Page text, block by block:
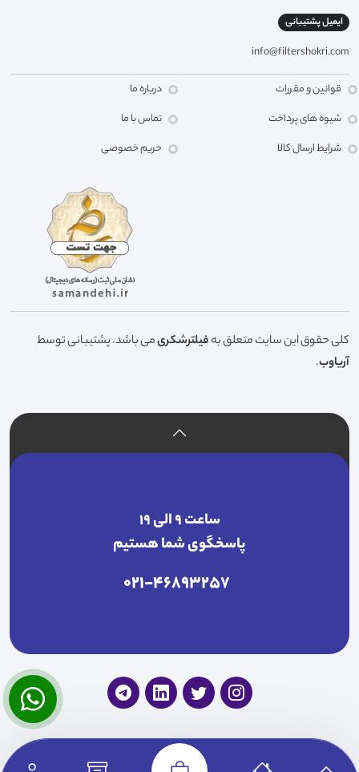
ایمیل پشتیبانی
info@filtershokri.com
قوانین و مقررات
شیوه های پرداخت
شرایط ارسال کالا
درباره ما
تماس با ما
حریم خصوصی
کلی حقوق این سایت متعلق بهفیلترشکریمی باشد. پشتیبانی توسط
آریاوب.
ساعت ۹ الی ۱۹
پاسخگوی شما هستیم
021-46893257